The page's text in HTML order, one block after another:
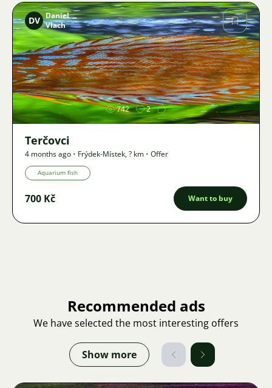
Image
DV Daniel
Vlach
742 2
Terčovci
4 months ago • Frýdek-Místek,? km • Offer
Aquarium fish
700 Kč Want to buy
Recommended ads
We have selected the most interesting offers
Show more